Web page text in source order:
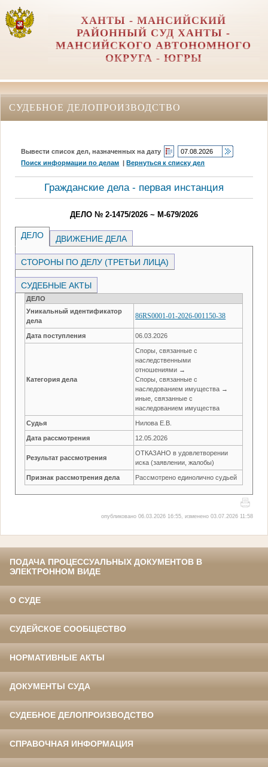
ХАНТЫ - МАНСИЙСКИЙ
РАЙОННЫЙ СУД ХАНТЫ -
МАНСИЙСКОГО АВТОНОМНОГО
ОКРУГА - ЮГРЫ
СУДЕБНОЕ ДЕЛОПРОИЗВОДСТВО
Вывести список дел, назначенных на дату
Поиск информации по делам |Вернуться к списку дел
Гражданские дела - первая инстанция
ДЕЛО № 2-1475/2026 ~ М-679/2026
ДЕЛО ДВИЖЕНИЕ ДЕЛА
СТОРОНЫ ПО ДЕЛУ (ТРЕТЬИ ЛИЦА)
СУДЕБНЫЕ АКТЫ
ДЕЛО
Уникальный идентификатор
дела
86RS0001-01-2026-001150-38
Дата поступления 06.03.2026
Категория дела
Споры, связанные с
наследственными
отношениями →
Споры, связанные с
наследованием имущества →
иные, связанные с
наследованием имущества
Судья Нилова Е.В.
Дата рассмотрения 12.05.2026
Результат рассмотрения
ОТКАЗАНО в удовлетворении
иска (заявлении, жалобы)
Признак рассмотрения дела Рассмотрено единолично судьей
опубликовано 06.03.2026 16:55, изменено 03.07.2026 11:58
ПОДАЧА ПРОЦЕССУАЛЬНЫХ ДОКУМЕНТОВ В
ЭЛЕКТРОННОМ ВИДЕ
О СУДЕ
СУДЕЙСКОЕ СООБЩЕСТВО
НОРМАТИВНЫЕ АКТЫ
ДОКУМЕНТЫ СУДА
СУДЕБНОЕ ДЕЛОПРОИЗВОДСТВО
СПРАВОЧНАЯ ИНФОРМАЦИЯ